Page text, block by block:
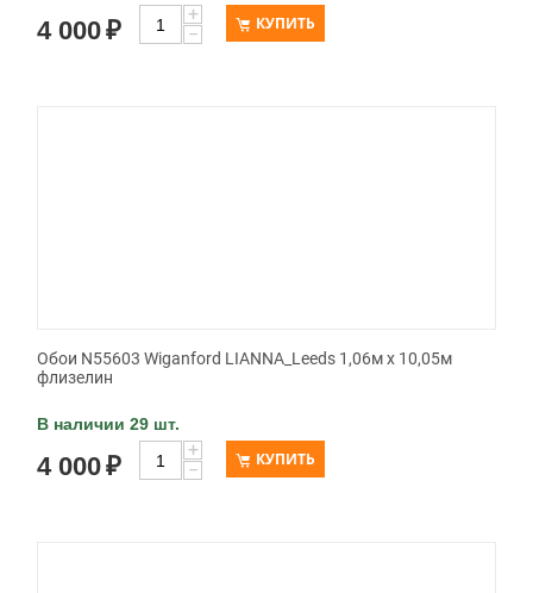
4 000₽
+
−
КУПИТЬ
Обои N55603 Wiganford LIANNA_Leeds 1,06м х 10,05м
флизелин
В наличии 29 шт.
4 000₽
+
−
КУПИТЬ